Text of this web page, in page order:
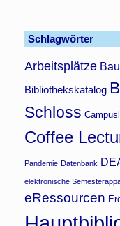
Schlagwörter
Arbeitsplätze
Bibliothekskatalog
Schloss
Coffee
Pandemie Datenbank
elektronische
eRessourcen